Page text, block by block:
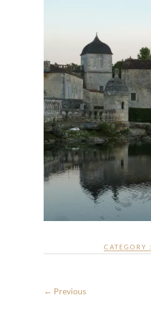
CATEGORY :
← Previous